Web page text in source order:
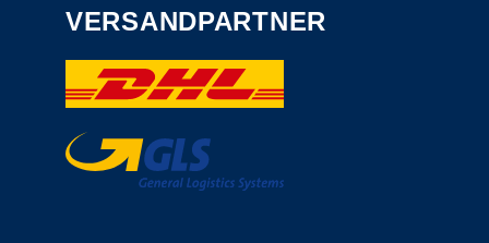
VERSANDPARTNER